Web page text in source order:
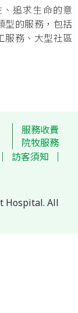
追求生命的意
型的服務，包括
服務、大型社區
服務收費
院牧服務
訪客須知
Hospital. All